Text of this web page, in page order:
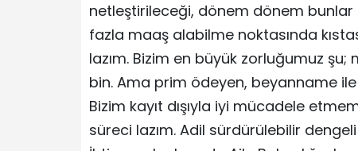
netleştirileceği, dönem dönem bunlar
fazla maaş alabilme noktasında
lazım. Bizim en büyük zorluğumuz şu;
bin. Ama prim ödeyen, beyanname
Bizim kayıt dışıyla iyi mücadele
süreci lazım. Adil sürdürülebilir